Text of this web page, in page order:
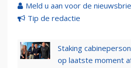
Meld u aan voor de
Tip de redactie
Staking
op laatste moment